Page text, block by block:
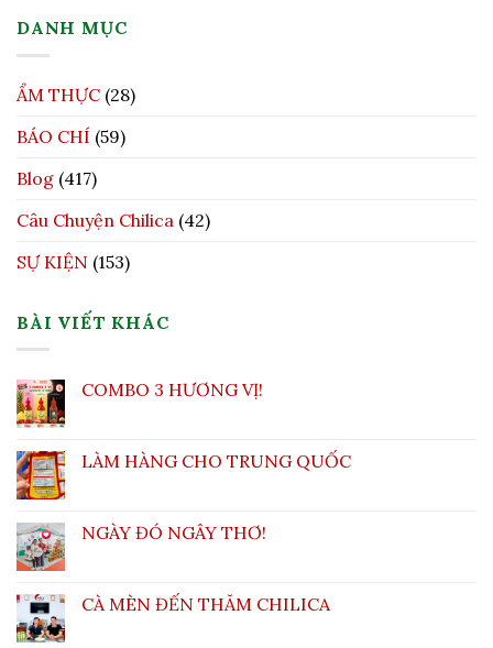
DANH MỤC
ẨM THỰC (28)
BÁO CHÍ (59)
Blog (417)
Câu Chuyện Chilica (42)
SỰ KIỆN (153)
BÀI VIẾT KHÁC
COMBO 3 HƯƠNG VỊ!
LÀM HÀNG CHO TRUNG QUỐC
NGÀY ĐÓ NGÂY THƠ!
CÀ MÈN ĐẾN THĂM CHILICA